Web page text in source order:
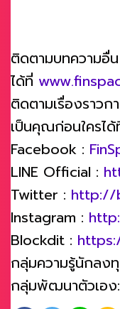
ติดตามบทความอื่
ได้ที่
ติดตามเรื่องราวก
เป็นคุณก่อนใครได้
Facebook :
LINE Official :
Twitter : http://
Instagram :
Blockdit :
กลุ่มความรู้นักลง
กลุ่มพัฒนาตัวเอง: